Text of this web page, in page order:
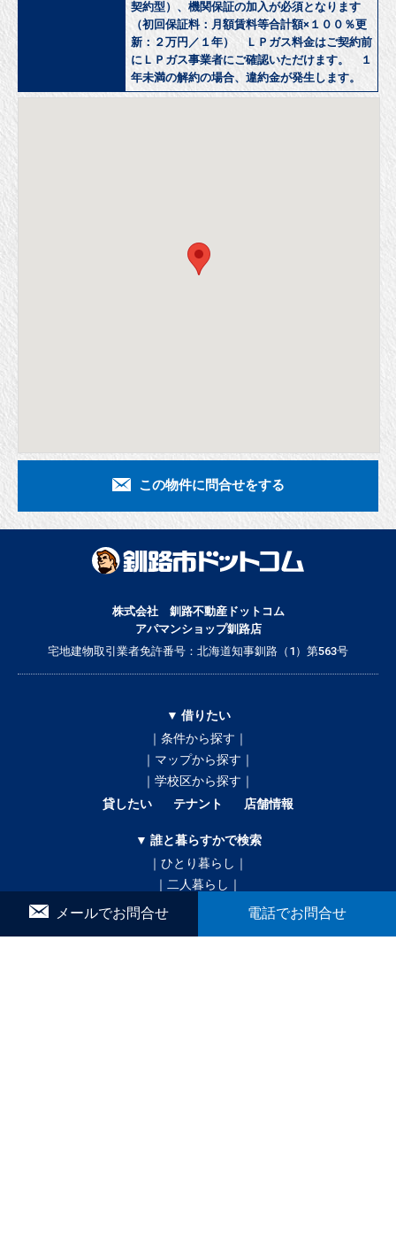
契約型）、機関保証の加入が必須となります
（初回保証料：月額賃料等合計額×１００％更
新：２万円／１年） ＬＰガス料金はご契約前
にＬＰガス事業者にご確認いただけます。 １
年未満の解約の場合、違約金が発生します。
この物件に問合せをする
株式会社 釧路不動産ドットコム
アパマンショップ釧路店
宅地建物取引業者免許番号：北海道知事釧路（1）第563号
▼ 借りたい
｜条件から探す｜
｜マップから探す｜
｜学校区から探す｜
貸したい
テナント 店舗情報
▼ 誰と暮らすかで検索
｜ひとり暮らし｜
｜二人暮らし｜
｜家族で暮らす｜
メールでお問合せ 電話でお問合せ